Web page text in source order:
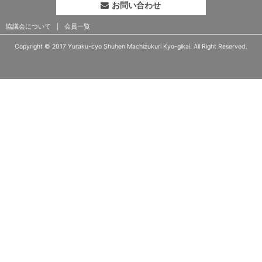
お問い合わせ
協議会について 会員一覧
Copyright © 2017 Yuraku-cyo Shuhen Machizukuri Kyo-gikai. All Right Reserved.